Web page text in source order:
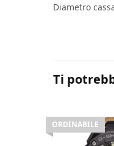
Diametro
Ti
ORDINABILE